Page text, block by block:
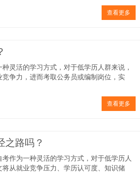
查看更多
灵活的学习方式，对于低学历人群来说，
争力，进而考取公务员或编制岗位，实
查看更多
之路吗？
作为一种灵活的学习方式，对于低学历人
从就业竞争压力、学历认可度、知识储